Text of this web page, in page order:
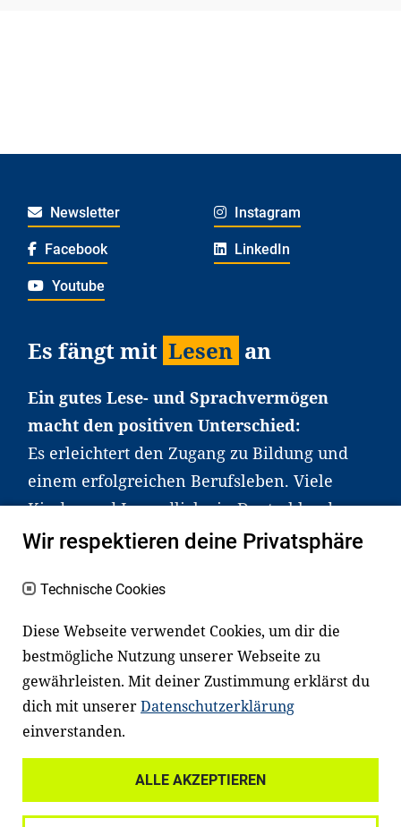
Newsletter Instagram
Facebook LinkedIn
Youtube
Es fängt mit Lesen an
Ein gutes Lese- und Sprachvermögen
macht den positiven Unterschied:
Es erleichtert den Zugang zu Bildung und
einem erfolgreichen Berufsleben. Viele
Kinder und Jugendliche in Deutschland
haben aber große Schwierigkeiten dabei.
an Familien sowie an Erzieher*innen,
Lehrer*innen und andere
Fachexpert*innen. Dafür arbeiten wir eng
mit Ministerien, wissenschaftlichen
Einrichtungen, Verbänden, Unternehmen
und anderen Stiftungen zusammen.
Wir respektieren deine Privatsphäre
Technische Cookies
Diese Webseite verwendet Cookies, um dir die
bestmögliche Nutzung unserer Webseite zu
gewährleisten. Mit deiner Zustimmung erklärst du
dich mit unsererDatenschutzerklärung
einverstanden.
ALLE AKZEPTIEREN